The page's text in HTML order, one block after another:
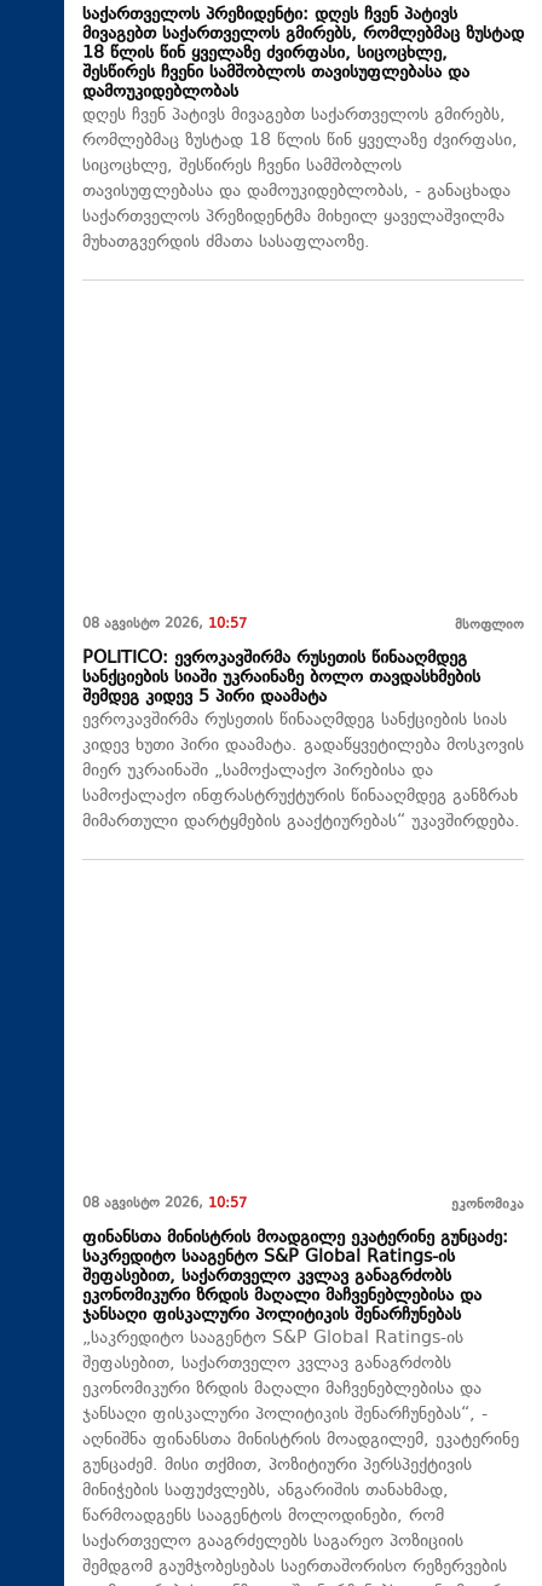
საქართველოს პრეზიდენტი: დღეს ჩვენ პატივს
მივაგებთ საქართველოს გმირებს, რომლებმაც ზუსტად
18 წლის წინ ყველაზე ძვირფასი, სიცოცხლე,
შესწირეს ჩვენი სამშობლოს თავისუფლებასა და
დამოუკიდებლობას
დღეს ჩვენ პატივს მივაგებთ საქართველოს გმირებს,
რომლებმაც ზუსტად 18 წლის წინ ყველაზე ძვირფასი,
სიცოცხლე, შესწირეს ჩვენი სამშობლოს
თავისუფლებასა და დამოუკიდებლობას, - განაცხადა
საქართველოს პრეზიდენტმა მიხეილ ყაველაშვილმა
მუხათგვერდის ძმათა სასაფლაოზე.
08 აგვისტო 2026, 10:57 მსოფლიო
POLITICO: ევროკავშირმა რუსეთის წინააღმდეგ
სანქციების სიაში უკრაინაზე ბოლო თავდასხმების
შემდეგ კიდევ 5 პირი დაამატა
ევროკავშირმა რუსეთის წინააღმდეგ სანქციების სიას
კიდევ ხუთი პირი დაამატა. გადაწყვეტილება მოსკოვის
მიერ უკრაინაში „სამოქალაქო პირებისა და
სამოქალაქო ინფრასტრუქტურის წინააღმდეგ განზრახ
მიმართული დარტყმების გააქტიურებას“ უკავშირდება.
08 აგვისტო 2026, 10:57 ეკონომიკა
ფინანსთა მინისტრის მოადგილე ეკატერინე გუნცაძე:
საკრედიტო სააგენტო S&P Global Ratings-ის
შეფასებით, საქართველო კვლავ განაგრძობს
ეკონომიკური ზრდის მაღალი მაჩვენებლებისა და
ჯანსაღი ფისკალური პოლიტიკის შენარჩუნებას
„საკრედიტო სააგენტო S&P Global Ratings-ის
შეფასებით, საქართველო კვლავ განაგრძობს
ეკონომიკური ზრდის მაღალი მაჩვენებლებისა და
ჯანსაღი ფისკალური პოლიტიკის შენარჩუნებას“, -
აღნიშნა ფინანსთა მინისტრის მოადგილემ, ეკატერინე
გუნცაძემ. მისი თქმით, პოზიტიური პერსპექტივის
მინიჭების საფუძვლებს, ანგარიშის თანახმად,
წარმოადგენს სააგენტოს მოლოდინები, რომ
საქართველო გააგრძელებს საგარეო პოზიციის
შემდგომ გაუმჯობესებას საერთაშორისო რეზერვების